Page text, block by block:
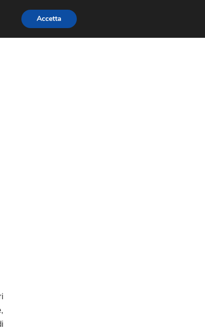
EUROPEA ECONOMIA ITALIANA
Accetta